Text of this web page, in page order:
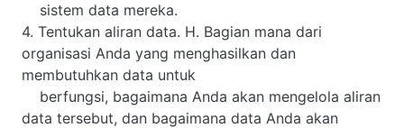
sistem data mereka.
4. Tentukan aliran data. H. Bagian mana dari
organisasi Anda yang menghasilkan dan
membutuhkan data untuk
berfungsi, bagaimana Anda akan mengelola aliran
data tersebut, dan bagaimana data Anda akan